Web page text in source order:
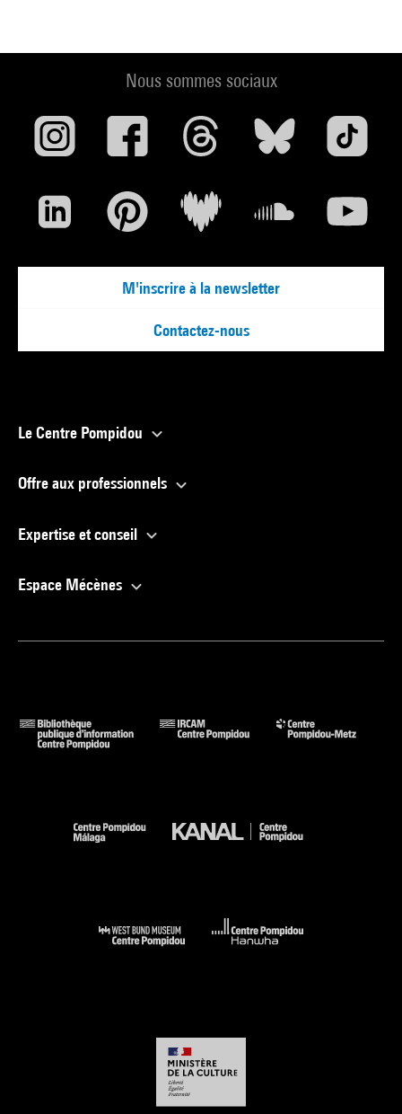
Nous sommes sociaux
M'inscrire à la newsletter
Contactez-nous
Le Centre Pompidou
Offre aux professionnels
Expertise et conseil
Espace Mécènes